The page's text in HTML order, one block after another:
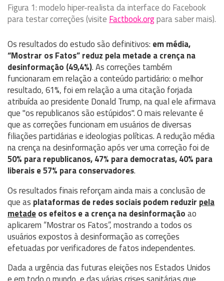
Figura 1: modelo hiper-realista da interface do Facebook
para testar correções (visite Factbook.orgpara saber mais).
Os resultados do estudo são definitivos: em média,
“Mostrar os Fatos” reduz pela metade a crença na
desinformação (49,4%). As correções também
funcionaram em relação a conteúdo partidário: o melhor
resultado, 61%, foi em relação a uma citação forjada
atribuída ao presidente Donald Trump, na qual ele afirmava
que "os republicanos são estúpidos". O mais relevante é
que as correções funcionam em usuários de diversas
filiações partidárias e ideologias políticas. A redução média
na crença na desinformação após ver uma correção foi de
50% para republicanos, 47% para democratas, 40% para
liberais e 57% para conservadores.
Os resultados finais reforçam ainda mais a conclusão de
que as plataformas de redes sociais podem reduzir pela
metadeos efeitos e a crença na desinformaçãoao
aplicarem “Mostrar os Fatos”, mostrando a todos os
usuários expostos à desinformação as correções
efetuadas por verificadores de fatos independentes.
Dada a urgência das futuras eleições nos Estados Unidos